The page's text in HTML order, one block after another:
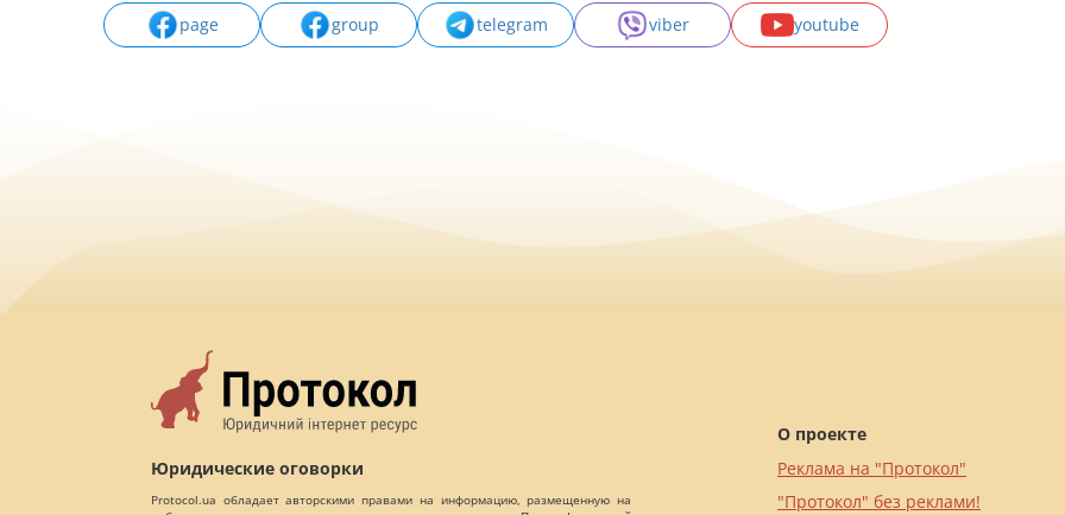
page group telegram viber youtube
Юридические оговорки
Protocol.ua обладает авторскими правами на информацию, размещенную на
О проекте
Реклама на "Протокол"
"Протокол" без реклами!